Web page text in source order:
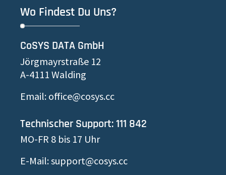
Wo Findest Du Uns?
CoSYS DATA GmbH
Jörgmayrstraße 12
A-4111 Walding
Email: office@cosys.cc
Technischer Support: 111 842
MO-FR 8 bis 17 Uhr
E-Mail: support@cosys.cc